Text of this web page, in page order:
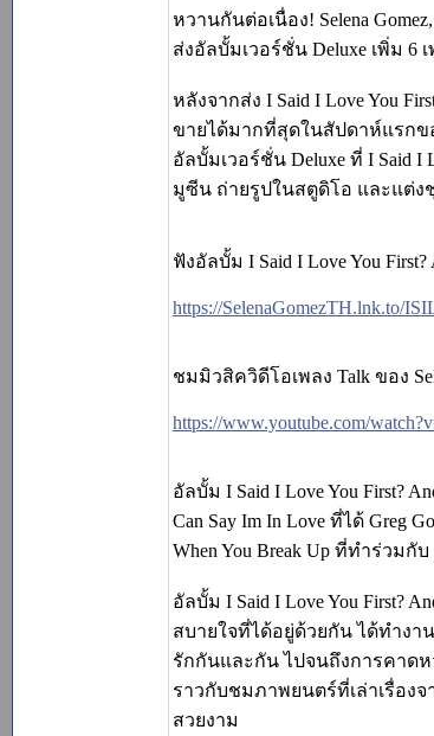
หวานกันต่อเนื่อง! Selena
ส่งอัลบั้มเวอร์ชั่น Deluxe เพิ่ม
หลังจากส่ง I Said I Love You
ขายได้มากที่สุดในสัปดาห์แรกขอ
อัลบั้มเวอร์ชั่น Deluxe ที่ I Said
มูซีน ถ่ายรูปในสตูดิโอ และแต่ง
ฟังอัลบั้ม I Said I Love You First?
https://SelenaGomezTH.lnk.to/
ชมมิวสิควิดีโอเพลง Talk ของ
https://www.youtube.com/
อัลบั้ม I Said I Love You First?
Can Say Im In Love ที่ได้ Greg
When You Break Up ที่ทำร่วม
อัลบั้ม I Said I Love You
สบายใจที่ได้อยู่ด้วยกัน ได้ทำง
รักกันและกัน ไปจนถึงการคาด
ราวกับชมภาพยนตร์ที่เล่าเรื่องจ
สวยงาม